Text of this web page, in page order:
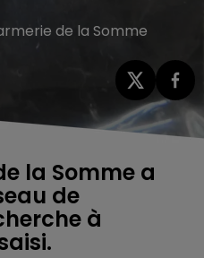
de la Somme
la Somme a
de
à